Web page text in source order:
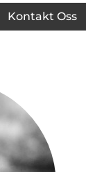
Kontakt Oss